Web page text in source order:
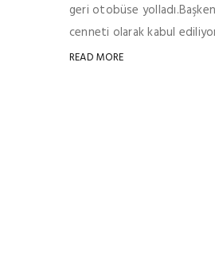
geri otobüse
cenneti olarak kabul
READ MORE